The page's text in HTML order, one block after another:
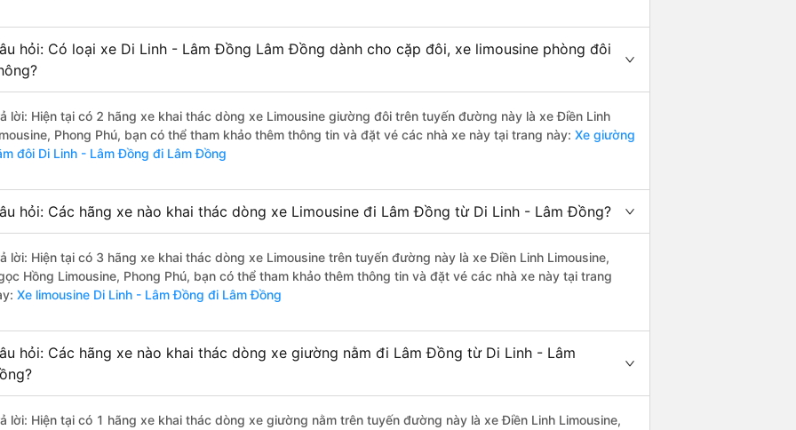
hỏi: Có loại xe Di Linh - Lâm Đồng Lâm Đồng dành cho cặp đôi, xe limousine phòng đôi
lời: Hiện tại có 2 hãng xe khai thác dòng xe Limousine giường đôi trên tuyến đường này là xe Điền Linh
Phong Phú, bạn có thể tham khảo thêm thông tin và đặt vé các nhà xe này tại trang này: Xe giường
đôi Di Linh - Lâm Đồng đi Lâm Đồng
hỏi: Các hãng xe nào khai thác dòng xe Limousine đi Lâm Đồng từ Di Linh - Lâm Đồng?
lời: Hiện tại có 3 hãng xe khai thác dòng xe Limousine trên tuyến đường này là xe Điền Linh Limousine,
Hồng Limousine, Phong Phú, bạn có thể tham khảo thêm thông tin và đặt vé các nhà xe này tại trang
Xe limousine Di Linh - Lâm Đồng đi Lâm Đồng
hỏi: Các hãng xe nào khai thác dòng xe giường nằm đi Lâm Đồng từ Di Linh - Lâm
lời: Hiện tại có 1 hãng xe khai thác dòng xe giường nằm trên tuyến đường này là xe Điền Linh Limousine,